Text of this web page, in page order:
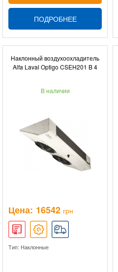
ПОДРОБНЕЕ
Наклонный воздухоохладитель
Alfa Laval Optigo CSEH201 B 4
В наличии
Цена: 16542 грн
Тип: Наклонные